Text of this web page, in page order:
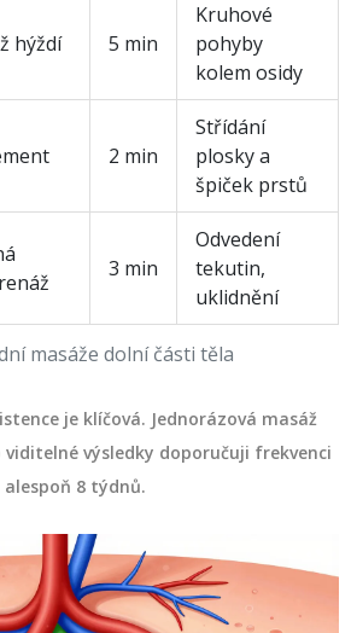
masáže dolní části těla
hýždí 5 min
Kruhové
pohyby
kolem osidy
2 min
Střídání
plosky a
špiček prstů
3 min
Odvedení
tekutin,
uklidnění
je klíčová. Jednorázová masáž
viditelné výsledky doporučuji frekvenci
8 týdnů.